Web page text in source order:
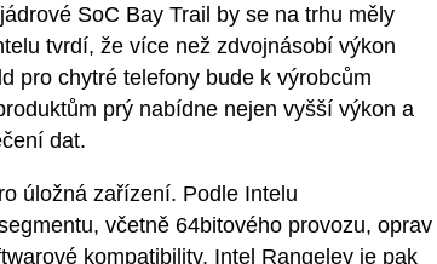
SoC Bay Trail by se na trhu měly
tvrdí, že více než zdvojnásobí výkon
pro chytré telefony bude k výrobcům
prý nabídne nejen vyšší výkon a
dat.
úložná zařízení. Podle Intelu
včetně 64bitového provozu, oprav
kompatibility. Intel Rangeley je pak